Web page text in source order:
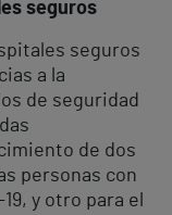
seguros
seguros
a la
de seguridad
de dos
personas con
y otro para el